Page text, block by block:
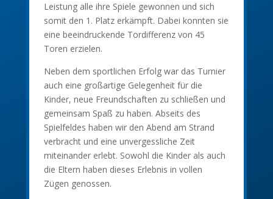
Leistung alle ihre Spiele gewonnen und sich
somit den 1. Platz erkämpft. Dabei konnten sie
eine beeindruckende Tordifferenz von 45
Toren erzielen.
Neben dem sportlichen Erfolg war das Turnier
auch eine großartige Gelegenheit für die
Kinder, neue Freundschaften zu schließen und
gemeinsam Spaß zu haben. Abseits des
Spielfeldes haben wir den Abend am Strand
verbracht und eine unvergessliche Zeit
miteinander erlebt. Sowohl die Kinder als auch
die Eltern haben dieses Erlebnis in vollen
Zügen genossen.